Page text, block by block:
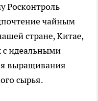
Росконтроль
чайным
стране, Китае,
с идеальными
выращивания
сырья.